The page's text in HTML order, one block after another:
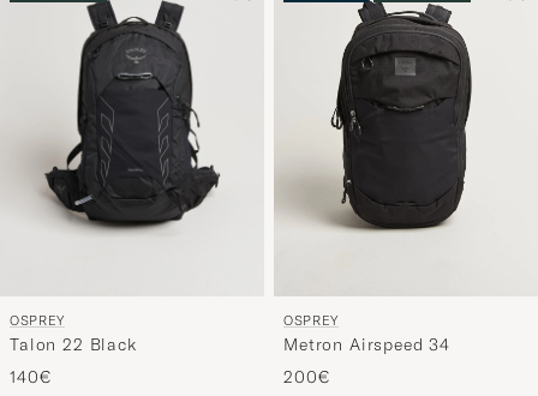
ja
saat
omaan
tyyliisi
sopivan
lajittelun
tuotteille
OSPREY
Talon 22 Black
140€
OSPREY
Metron Airspeed 34
200€